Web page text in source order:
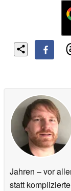
Jahren – vor
statt